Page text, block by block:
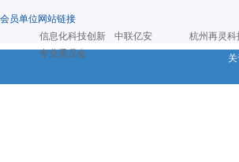
会员单位网站链接
信息化科技创新
专业委员会
中联亿安 杭州再灵科